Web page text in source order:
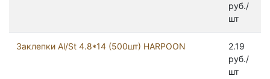
руб./
шт
Заклепки Al/St 4.8*14 (500шт) HARPOON
2.19
руб./
шт